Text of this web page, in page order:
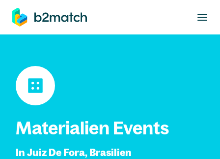
springen
Materialien Events
In Juiz De Fora, Brasilien